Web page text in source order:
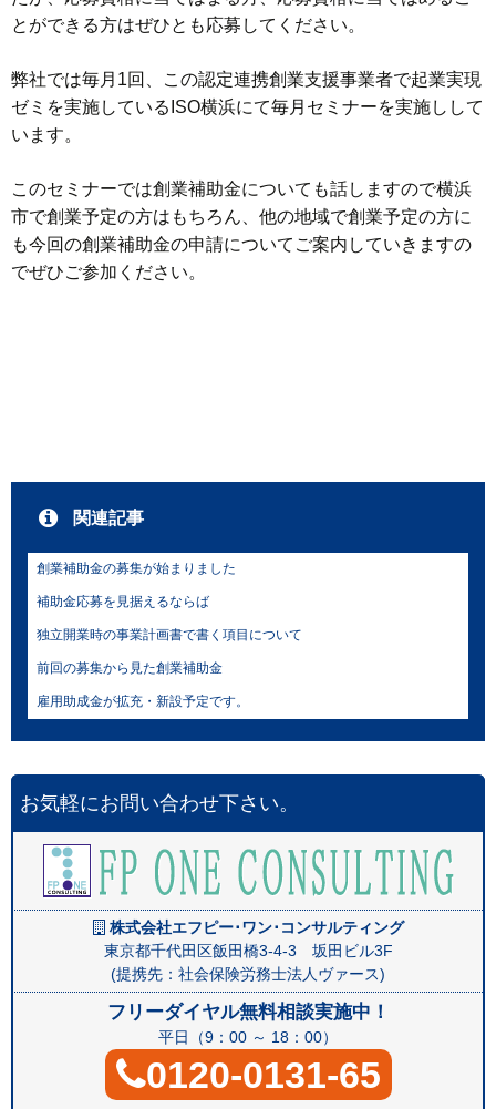
とができる方はぜひとも応募してください。
弊社では毎月1回、この認定連携創業支援事業者で起業実現
ゼミを実施しているISO横浜にて毎月セミナーを実施しして
います。
このセミナーでは創業補助金についても話しますので横浜
市で創業予定の方はもちろん、他の地域で創業予定の方に
も今回の創業補助金の申請についてご案内していきますの
でぜひご参加ください。
関連記事
創業補助金の募集が始まりました
補助金応募を見据えるならば
独立開業時の事業計画書で書く項目について
前回の募集から見た創業補助金
雇用助成金が拡充・新設予定です。
お気軽にお問い合わせ下さい。
株式会社エフピー･ワン･コンサルティング
東京都千代田区飯田橋3-4-3 坂田ビル3F
(提携先：社会保険労務士法人ヴァース)
フリーダイヤル無料相談実施中！
平日（9：00 ～ 18：00）
0120-0131-65